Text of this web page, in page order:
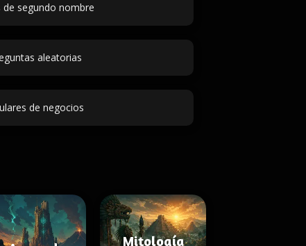
de segundo nombre
aleatorias
de negocios
Mitología